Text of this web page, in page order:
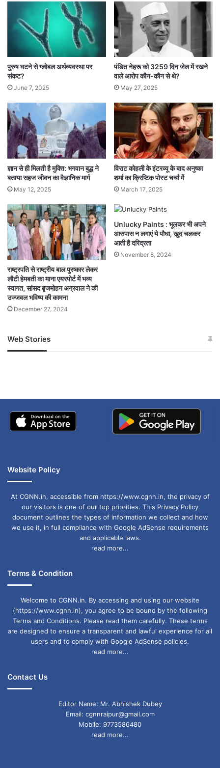
Golden Chance : कम्पनी का मानना है Bajaj
platina प्रति लीटर 87 किलोमीटर की माइलेज देती है.
इसकी दमदार माइलेज की बाजार में कोई तुलना नहीं है. इसमें
12 लीटर का फ्यूल टैंक मिल रहा है. इसकी top speed
95 किलोमीटर की है. इस दमदार बाइक की indain मार्केट
में कीमत 86 हजार रुपये है. वही इस बाइक को आप EMI
पर खरीद सकते हैं. अगर आपके पास इतनी रकम भी एकमुश्त
नहीं है. तो घबराने की जरुरत नहीं है. इन दिनों नए बाइक्स के
साथ-साथ पुराने बाइक्स की भी खूब डिमांड देखी जा रही.
Read More :Ajab Gajab Samosa : CID ने पकड़े समोसा
चोर, जानिए किसने खाए थे CM साहब के समोसे…
दरसल, इन दिनों दिल्ली में लोग अपनी पुरानी बाइक बड़ी
संख्या मेंQUIKR
platina की दमदार व पावरफुल बाइक को सस्ते दर पर
CREDR की वेबसाइट पर 2011 मॉडल Bajaj platina
लिस्टेड की गई है. इसकी कीमत 16,490 रुपये रखी गई है।
इस बाइक में आपको Bank Finance का अलग से कोई
Golden Chance : Online वेबसाइट QUIKR
2009 मॉडल बाइक बिक्री के लिए लिस्टेड किया गया है.
इसकी कीमत 9,999 रुपये तय रखी गई है। इस बाइक के
खरीदी में कस्टमर को कोई ऑफर या प्लान नहीं मिल पाएगा।
पुरुष घटने से ग्लोबल अर्थव्यवस्था पर
संकट?
June 7, 2025
पंडित नेहरू को 3259 दिन जेल में रखने
वाले आरोप कौन-कौन से थे?
May 27, 2025
ज्ञान से ही मिलती है मुक्ति: भगवान बुद्ध ने
बताया सहज जीवन का वैज्ञानिक मार्ग
May 12, 2025
विराट कोहली के इंटरव्यू के बाद अनुष्का
शर्मा का क्रिप्टिक पोस्ट चर्चा में
March 17, 2025
राष्ट्रपति से राष्ट्रीय बाल पुरष्कार लेकर
लौटी हेमबती का माना एयरपोर्ट में भव्य
स्वागत, सांसद बृजमोहन अग्रवाल ने की
उज्जवल भविष्य की कामना
December 27, 2024
Unlucky Palnts : भूलकर भी अपने
आसपास न लगाएं ये पौधा, खुद चलकर
आती है दरिद्रता
November 8, 2024
Web Stories
जम्मू-कश्मीर में बारिश से
अपडेट
खाई में धक्का… आरोपियों ने
Website Policy
At CGNN.in, accessible from https://www.cgnn.in, the privacy of
our visitors is one of our top priorities. This Privacy Policy
document outlines the types of information we collect and how
we use it, in full compliance with Google AdSense requirements
and applicable laws.
read more...
Terms & Condition
Welcome to CGNN.in. By accessing and using our website
(https://www.cgnn.in), you agree to be bound by the following
Terms and Conditions. Please read them carefully. These terms
are designed to ensure a transparent and lawful experience for all
users and to comply with Google AdSense policies.
read more...
Contact Us
Editor Name: Mr. Abhishek Dubey
Email: cgnnraipur@gmail.com
Mobile: 9773586480
read more...